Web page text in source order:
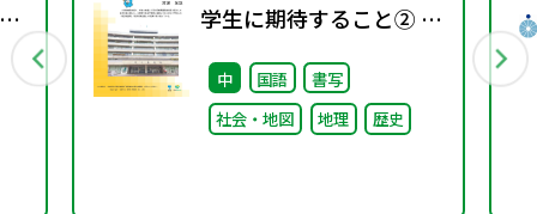
学生に期待すること② ～
取り組み編～
中 国語
書写
社会・地図
地理 歴史